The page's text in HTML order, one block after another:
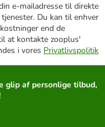
e-mailadresse til direkte
Du kan til enhver
end de
at kontakte zooplus'
i vores Privatlivspolitik
glip af personlige tilbud,